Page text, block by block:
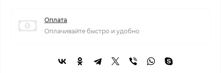
Оплата
Оплачивайте быстро и удобно